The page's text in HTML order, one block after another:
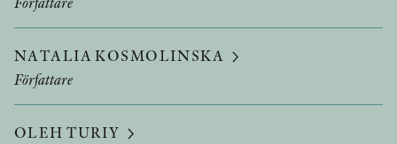
NATALIA KOSMOLINSKA
Författare
OLEH TURIY